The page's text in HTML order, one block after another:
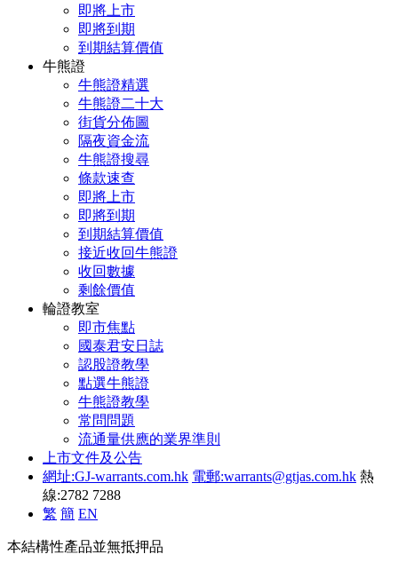
即將上市
即將到期
到期結算價值
牛熊證
牛熊證精選
牛熊證二十大
街貨分佈圖
隔夜資金流
牛熊證搜尋
條款速查
即將上市
即將到期
到期結算價值
接近收回牛熊證
收回數據
剩餘價值
輪證教室
即市焦點
國泰君安日誌
認股證教學
點選牛熊證
牛熊證教學
常問問題
流通量供應的業界準則
上市文件及公告
網址:GJ-warrants.com.hk 電郵:warrants@gtjas.com.hk 熱
線:2782 7288
繁 簡 EN
本結構性產品並無抵押品